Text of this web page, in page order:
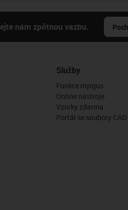
nám zpětnou vazbu.
Služby
Funkce myigus
Online nástroje
Vzorky zdarma
Portál se soubory